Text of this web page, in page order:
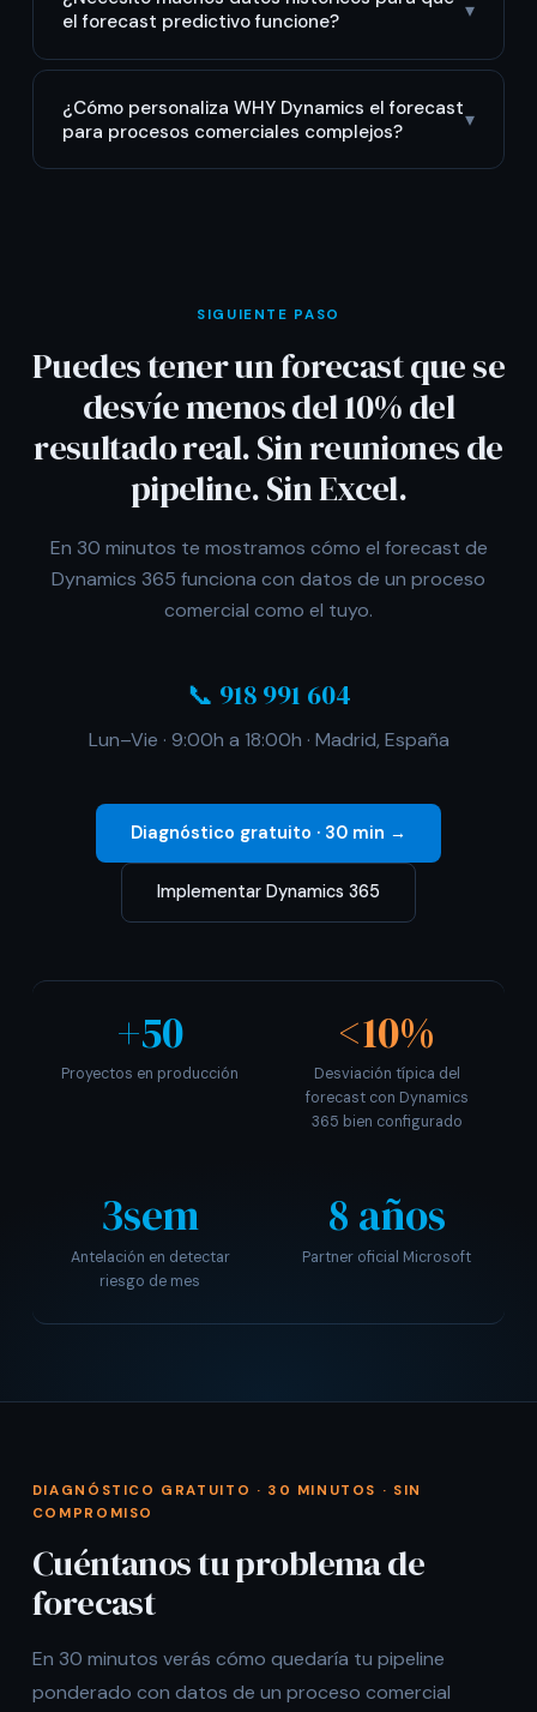
el forecast predictivo funcione?
▾
¿Cómo personaliza WHY Dynamics el forecast
para procesos comerciales complejos?
▾
SIGUIENTE PASO
Puedes tener un forecast que se
desvíe menos del 10% del
resultado real. Sin reuniones de
pipeline. Sin Excel.
En 30 minutos te mostramos cómo el forecast de
Dynamics 365 funciona con datos de un proceso
comercial como el tuyo.
📞 918 991 604
Lun–Vie · 9:00h a 18:00h · Madrid, España
Diagnóstico gratuito · 30 min →
Implementar Dynamics 365
+50
Proyectos en producción
<10%
Desviación típica del
forecast con Dynamics
365 bien configurado
3sem
Antelación en detectar
riesgo de mes
8 años
Partner oficial Microsoft
DIAGNÓSTICO GRATUITO · 30 MINUTOS · SIN
COMPROMISO
Cuéntanos tu problema de
forecast
En 30 minutos verás cómo quedaría tu pipeline
ponderado con datos de un proceso comercial